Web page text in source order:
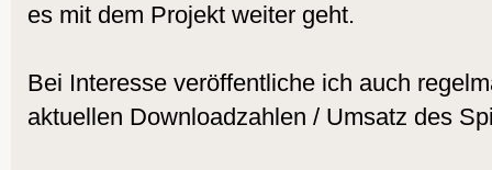
es mit dem Projekt weiter geht.
Bei Interesse veröffentliche ich auch
aktuellen Downloadzahlen / Umsatz des